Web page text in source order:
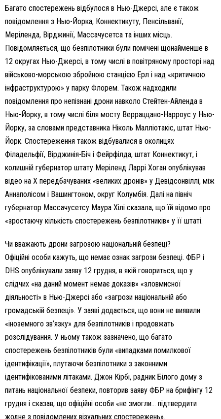
Багато спостережень відбулося в Нью-Джерсі, але є також
повідомлення з Нью-Йорка, Коннектикуту, Пенсільванії,
Меріленда, Вірджинії, Массачусетса та інших місць.
Повідомляється, що безпілотники були помічені щонайменше в
12 округах Нью-Джерсі, в тому числі в повітряному просторі над
військово-морською збройною станцією Ерл і над «критичною
інфраструктурою» у парку Флорем. Також надходили
повідомлення про непізнані дрони навколо Стейтен-Айленда в
Нью-Йорку, в тому числі біля мосту Верраццано-Нарроус у Нью-
Йорку, за словами представника Ніколь Малліотакіс, штат Нью-
Йорк. Спостереження також відбувалися в околицях
Філадельфії, Вірджинія-Біч і Фейрфілда, штат Коннектикут, і
колишній губернатор штату Меріленд Ларрі Хоган опублікував
відео на X передбачуваних «великих дронів» у Девідсонвіллі, між
Аннаполісом і Вашингтоном, округ Колумбія. Далі на північ
губернатор Массачусетсу Маура Хілі сказала, що їй відомо про
«зростаючу кількість спостережень безпілотників» у її штаті.
Чи вважають дрони загрозою національній безпеці?
Офіційні особи кажуть, що немає ознак загрози безпеці. ФБР і
DHS опублікували заяву 12 грудня, в якій говориться, що у
слідчих «на даний момент немає доказів» «зловмисної
діяльності» в Нью-Джерсі або «загрози національній або
громадській безпеці». У заяві додається, що вони не виявили
«іноземного зв’язку» для безпілотників і продовжать
розслідування. У ньому також зазначено, що багато
спостережень безпілотників були «випадками помилкової
ідентифікації», плутаючи безпілотники з законними
ідентифікованими літаками. Джон Кірбі, радник Білого дому з
питань національної безпеки, повторив заяву ФБР на брифінгу 12
грудня і сказав, що офіційні особи «не змогли… підтвердити
жодне з повідомлених візуальних спостережень».